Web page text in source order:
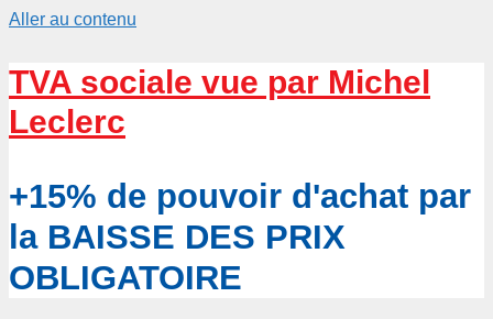
Aller au contenu
TVA sociale vue par Michel
Leclerc
+15% de pouvoir d'achat par
la BAISSE DES PRIX
OBLIGATOIRE